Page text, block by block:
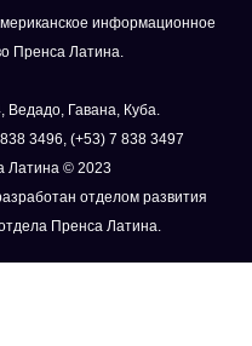
информационное
Пренса Латина.
Гавана, Куба.
3496, (+53) 7 838 3497
Латина © 2023
отделом развития
Пренса Латина.